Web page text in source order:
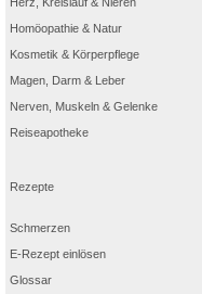
Homöopathie & Natur
Kosmetik & Körperpflege
Magen, Darm & Leber
Nerven, Muskeln & Gelenke
Reiseapotheke
Rezepte
Schmerzen
E-Rezept einlösen
Glossar